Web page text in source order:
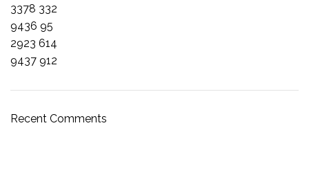
3378 332
9436 95
2923 614
9437 912
Recent Comments